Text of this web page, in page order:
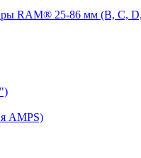
RAM® 25-86 мм (B, C, D,
AMPS)